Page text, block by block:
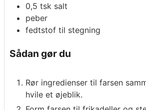
0,5 tsk salt
peber
fedtstof til stegning
Sådan gør du
Rør ingredienser til farsen
hvile et øjeblik.